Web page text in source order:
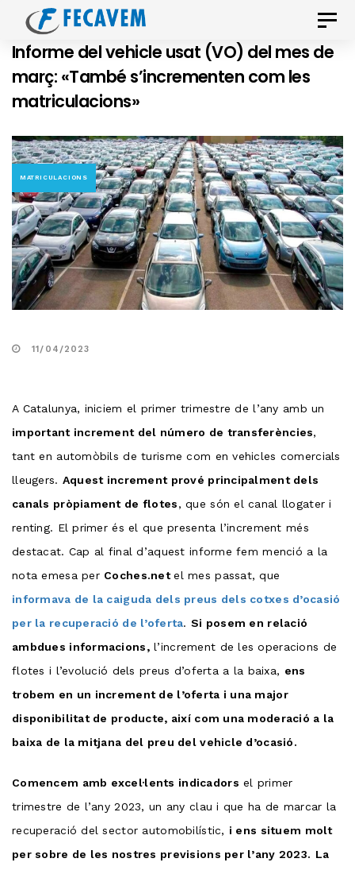
Skip
links
primary
navigation
Skip
content
Toggle
Informe del vehicle usat (VO) del mes de
març: «També s’incrementen com les
matriculacions»
MATRICULACIONS
11/04/2023
A Catalunya, iniciem el primer trimestre de l’any amb un
important increment del número de transferències,
tant en automòbils de turisme com en vehicles comercials
lleugers. Aquest increment prové principalment dels
canals pròpiament de flotes, que són el canal llogater i
renting. El primer és el que presenta l’increment més
destacat. Cap al final d’aquest informe fem menció a la
nota emesa per Coches.netel mes passat, que
informava de la caiguda dels preus dels cotxes d’ocasió
per la recuperació de l’oferta. Si posem en relació
ambdues informacions,l’increment de les operacions de
flotes i l’evolució dels preus d’oferta a la baixa, ens
trobem en un increment de l’oferta i una major
disponibilitat de producte, així com una moderació a la
baixa de la mitjana del preu del vehicle d’ocasió.
Comencem amb excel·lents indicadors el primer
trimestre de l’any 2023, un any clau i que ha de marcar la
recuperació del sector automobilístic, i ens situem molt
per sobre de les nostres previsions per l’any 2023. La